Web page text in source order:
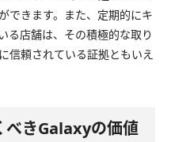
できます。また、定期的にキ
る店舗は、その積極的な取り
信頼されている証拠ともいえ
べきGalaxyの価値